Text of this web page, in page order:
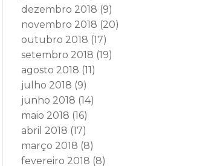
dezembro 2018 (9)
novembro 2018 (20)
outubro 2018 (17)
setembro 2018 (19)
agosto 2018 (11)
julho 2018 (9)
junho 2018 (14)
maio 2018 (16)
abril 2018 (17)
março 2018 (8)
fevereiro 2018 (8)